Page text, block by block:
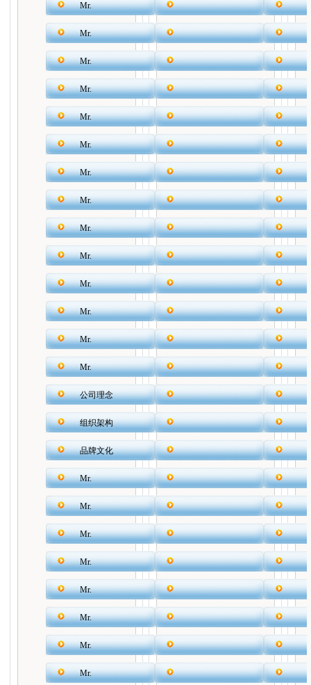
Mr.
Mr.
Mr.
Mr.
Mr.
Mr.
Mr.
Mr.
Mr.
Mr.
Mr.
Mr.
Mr.
Mr.
公司理念
组织架构
品牌文化
Mr.
Mr.
Mr.
Mr.
Mr.
Mr.
Mr.
Mr.